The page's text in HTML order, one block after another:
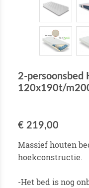
2-persoonsbed
120x190t/
€ 219,00
Massief houten
hoekconstructie.
-Het bed is nog